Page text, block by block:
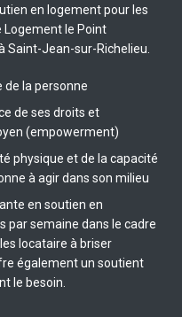
en logement pour les
Logement le Point
Saint-Jean-sur-Richelieu.
de la personne
de ses droits et
(empowerment)
physique et de la capacité
à agir dans son milieu
en soutien en
par semaine dans le cadre
locataire à briser
également un soutient
le besoin.